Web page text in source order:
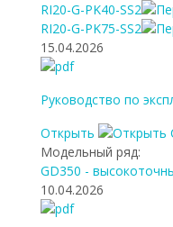
RI20-G-PK40-SS2
RI20-G-PK75-SS2
15.04.2026
Руководство по
Открыть
Модельный ряд:
GD350 -
10.04.2026